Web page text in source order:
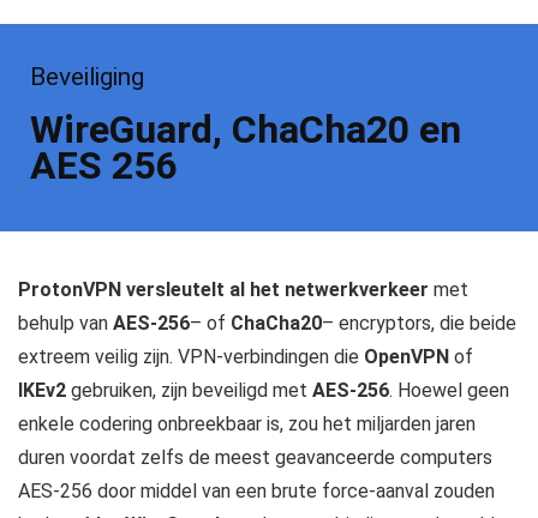
Beveiliging
WireGuard, ChaCha20 en
AES 256
ProtonVPN versleutelt al het netwerkverkeer met
behulp van AES-256– of ChaCha20– encryptors, die beide
extreem veilig zijn. VPN-verbindingen die OpenVPN of
IKEv2 gebruiken, zijn beveiligd met AES-256. Hoewel geen
enkele codering onbreekbaar is, zou het miljarden jaren
duren voordat zelfs de meest geavanceerde computers
AES-256 door middel van een brute force-aanval zouden